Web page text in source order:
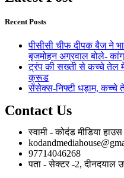
Recent Posts
पीसीसी चीफ दीपक बैज ने
बृजमोहन अग्रवाल बोले-
ट्रंप की सख्ती से कच्चे तेल
क्रूड
सेंसेक्स-निफ्टी धड़ाम, कच्चे
Contact Us
स्वामी - कोदंड मीडिया
97714046268
पता - सेक्टर -2, दीनदयाल